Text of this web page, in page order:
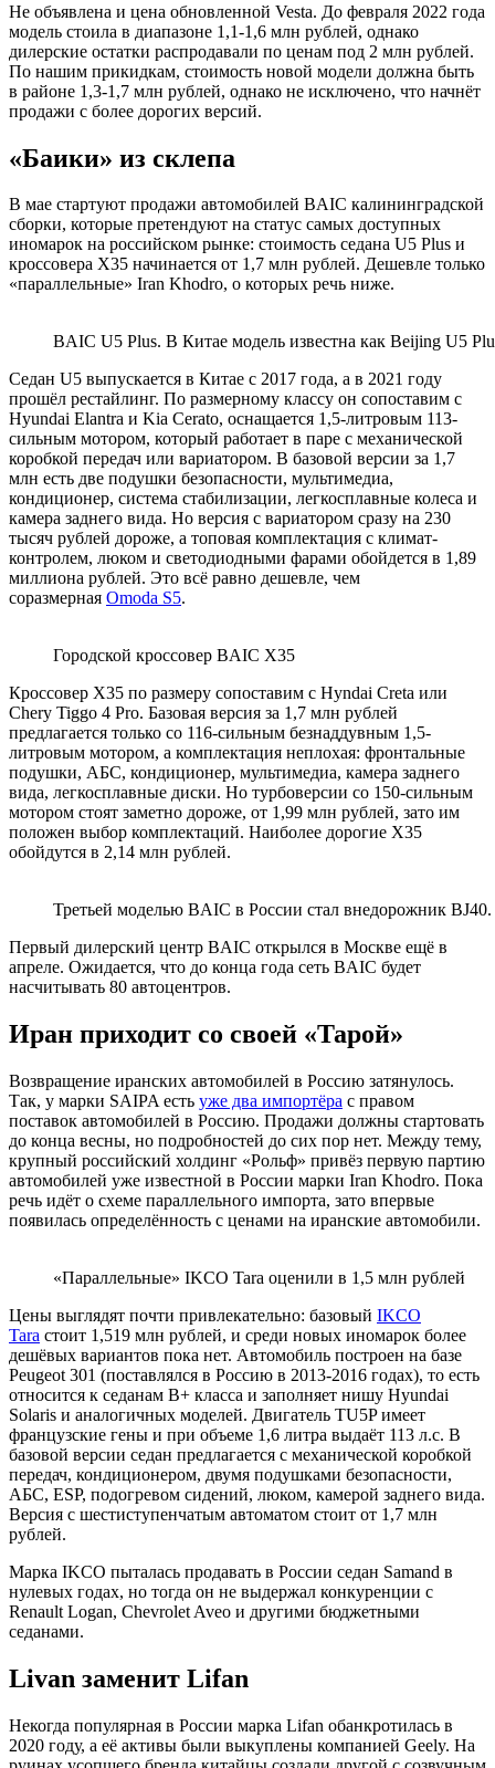
Не объявлена и цена обновленной Vesta. До февраля 2022 года
модель стоила в диапазоне 1,1-1,6 млн рублей, однако
дилерские остатки распродавали по ценам под 2 млн рублей.
По нашим прикидкам, стоимость новой модели должна быть
в районе 1,3-1,7 млн рублей, однако не исключено, что начнёт
продажи с более дорогих версий.
«Баики» из склепа
В мае стартуют продажи автомобилей BAIC калининградской
сборки, которые претендуют на статус самых доступных
иномарок на российском рынке: стоимость седана U5 Plus и
кроссовера X35 начинается от 1,7 млн рублей. Дешевле только
«параллельные» Iran Khodro, о которых речь ниже.
BAIC U5 Plus. В Китае модель известна как Beijing U5
Седан U5 выпускается в Китае с 2017 года, а в 2021 году
прошёл рестайлинг. По размерному классу он сопоставим с
Hyundai Elantra и Kia Cerato, оснащается 1,5-литровым 113-
сильным мотором, который работает в паре с механической
коробкой передач или вариатором. В базовой версии за 1,7
млн есть две подушки безопасности, мультимедиа,
кондиционер, система стабилизации, легкосплавные колеса и
камера заднего вида. Но версия с вариатором сразу на 230
тысяч рублей дороже, а топовая комплектация с климат-
контролем, люком и светодиодными фарами обойдется в 1,89
миллиона рублей. Это всё равно дешевле, чем
соразмерная Omoda S5.
Городской кроссовер BAIC X35
Кроссовер X35 по размеру сопоставим с Hyndai Creta или
Chery Tiggo 4 Pro. Базовая версия за 1,7 млн рублей
предлагается только со 116-сильным безнаддувным 1,5-
литровым мотором, а комплектация неплохая: фронтальные
подушки, АБС, кондиционер, мультимедиа, камера заднего
вида, легкосплавные диски. Но турбоверсии со 150-сильным
мотором стоят заметно дороже, от 1,99 млн рублей, зато им
положен выбор комплектаций. Наиболее дорогие Х35
обойдутся в 2,14 млн рублей.
Третьей моделью BAIC в России стал внедорожник BJ40.
Первый дилерский центр BAIC открылся в Москве ещё в
апреле. Ожидается, что до конца года сеть BAIC будет
насчитывать 80 автоцентров.
Иран приходит со своей «Тарой»
Возвращение иранских автомобилей в Россию затянулось.
Так, у марки SAIPA есть уже два импортёра с правом
поставок автомобилей в Россию. Продажи должны стартовать
до конца весны, но подробностей до сих пор нет. Между тему,
крупный российский холдинг «Рольф» привёз первую партию
автомобилей уже известной в России марки Iran Khodro. Пока
речь идёт о схеме параллельного импорта, зато впервые
появилась определённость с ценами на иранские автомобили.
«Параллельные» IKCO Tara оценили в 1,5 млн рублей
Цены выглядят почти привлекательно: базовый IKCO
Tara стоит 1,519 млн рублей, и среди новых иномарок более
дешёвых вариантов пока нет. Автомобиль построен на базе
Peugeot 301 (поставлялся в Россию в 2013-2016 годах), то есть
относится к седанам В+ класса и заполняет нишу Hyundai
Solaris и аналогичных моделей. Двигатель TU5P имеет
французские гены и при объеме 1,6 литра выдаёт 113 л.с. В
базовой версии седан предлагается с механической коробкой
передач, кондиционером, двумя подушками безопасности,
АБС, ESP, подогревом сидений, люком, камерой заднего вида.
Версия с шестиступенчатым автоматом стоит от 1,7 млн
рублей.
Марка IKCO пыталась продавать в России седан Samand в
нулевых годах, но тогда он не выдержал конкуренции с
Renault Logan, Chevrolet Aveo и другими бюджетными
седанами.
Livan заменит Lifan
Некогда популярная в России марка Lifan обанкротилась в
2020 году, а её активы были выкуплены компанией Geely. На